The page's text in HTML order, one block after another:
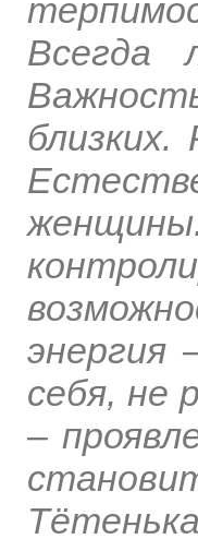
Всегда
энергия
себя, не
–